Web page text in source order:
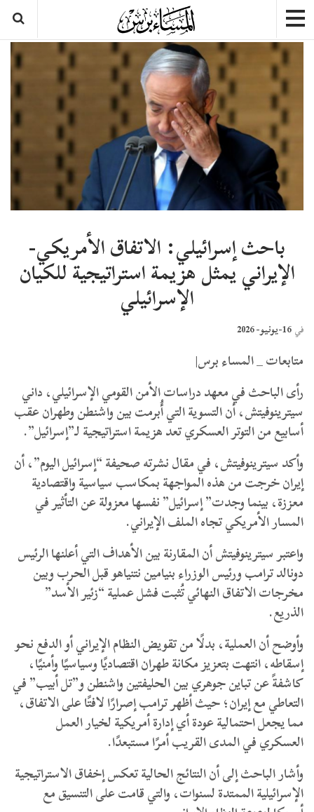
باحث إسرائيلي: الاتفاق الأمريكي-
الإيراني يمثل هزيمة استراتيجية للكيان
الإسرائيلي
في 16-يونيو- 2026
متابعات _ المساء برس|
رأى الباحث في معهد دراسات الأمن القومي الإسرائيلي، داني
سيترينوفيتش، أن التسوية التي أُبرمت بين واشنطن وطهران عقب
أسابيع من التوتر العسكري تعد هزيمة استراتيجية لـ”إسرائيل”.
وأكد سيترينوفيتش، في مقال نشرته صحيفة “إسرائيل اليوم”، أن
إيران خرجت من هذه المواجهة بمكاسب سياسية واقتصادية
معززة، بينما وجدت” إسرائيل” نفسها معزولة عن التأثير في
المسار الأمريكي تجاه الملف الإيراني.
واعتبر سيترينوفيتش أن المقارنة بين الأهداف التي أعلنها الرئيس
دونالد ترامب ورئيس الوزراء بنيامين نتنياهو قبل الحرب وبين
مخرجات الاتفاق النهائي تُثبت فشل عملية “زئير الأسد”
الذريع.
وأوضح أن العملية، بدلًا من تقويض النظام الإيراني أو الدفع نحو
إسقاطه، انتهت بتعزيز مكانة طهران اقتصاديًا وسياسيًا وأمنيًا،
كاشفةً عن تباين جوهري بين الحليفتين واشنطن و”تل أبيب” في
التعاطي مع إيران؛ حيث أظهر ترامب إصرارًا لافتًا على الاتفاق،
مما يجعل احتمالية عودة أي إدارة أمريكية لخيار العمل
العسكري في المدى القريب أمرًا مستبعدًا.
​وأشار الباحث إلى أن النتائج الحالية تعكس إخفاق الاستراتيجية
الإسرائيلية الممتدة لسنوات، والتي قامت على التنسيق مع